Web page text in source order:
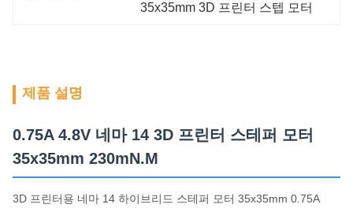
35x35mm 3D 프린터 스텝 모터
제품 설명
0.75A 4.8V 네마 14 3D 프린터 스테퍼 모터
35x35mm 230mN.M
3D 프린터용 네마 14 하이브리드 스테퍼 모터 35x35mm 0.75A